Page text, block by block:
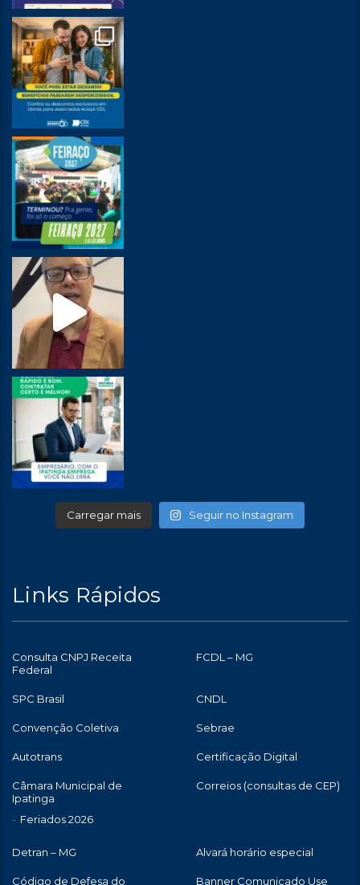
Carregar mais Seguir no Instagram
Links Rápidos
Consulta CNPJ Receita
Federal
FCDL – MG
SPC Brasil CNDL
Convenção Coletiva Sebrae
Autotrans Certificação Digital
Câmara Municipal de
Ipatinga
Feriados 2026
Correios (consultas de CEP)
Detran – MG Alvará horário especial
Código de Defesa do Banner Comunicado Use